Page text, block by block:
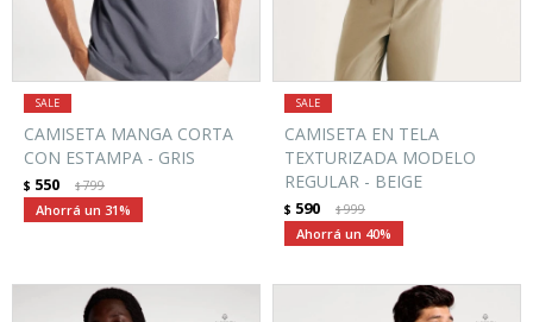
CAMISETA MANGA CORTA
CON ESTAMPA - GRIS
$ 550 $799
31
CAMISETA EN TELA
TEXTURIZADA MODELO
REGULAR - BEIGE
$ 590 $999
40